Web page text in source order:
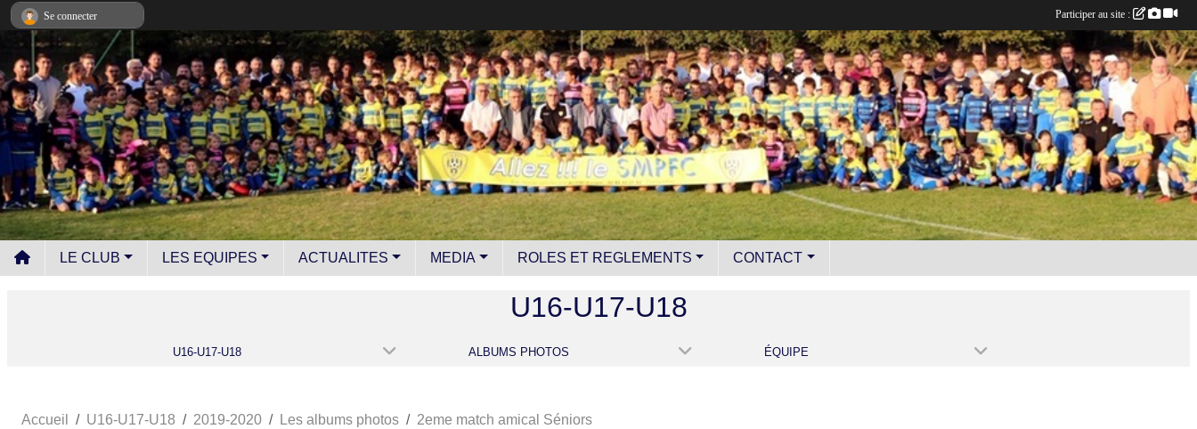
LE CLUB LES EQUIPES ACTUALITES MEDIA ROLES ET REGLEMENTS CONTACT
U16-U17-U18
U16-U17-U18 ALBUMS PHOTOS ÉQUIPE
Accueil U16-U17-U18 2019-2020 Les albums photos 2eme match amical Séniors
Se connecter Participer au site :
Panneau de gestion des cookies